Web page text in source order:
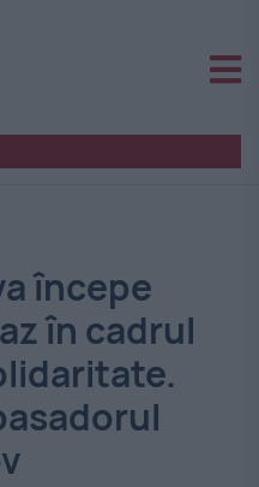
începe
în cadrul